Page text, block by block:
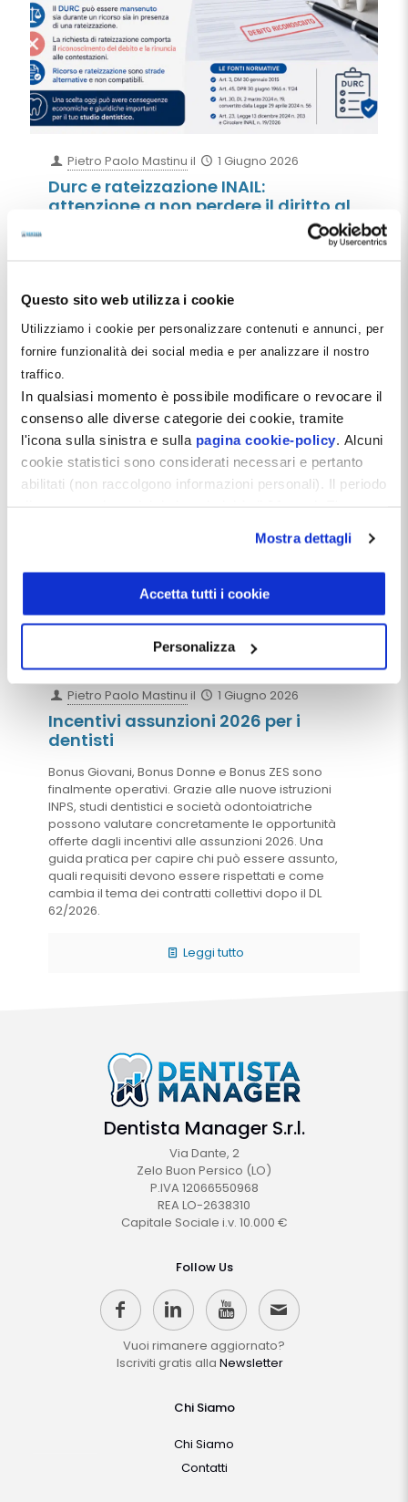
Questo sito web utilizza i cookie
Utilizziamo i cookie per personalizzare contenuti e annunci, per
fornire funzionalità dei social media e per analizzare il nostro
traffico.
In qualsiasi momento è possibile modificare o revocare il
consenso alle diverse categorie dei cookie, tramite
l'icona sulla sinistra e sulla pagina cookie-policy. Alcuni
cookie statistici sono considerati necessari e pertanto
abilitati (non raccolgono informazioni personali). Il periodo
indirizzo:dentistamanager.it/contatti-dentista-
Chiudendo questo banner tramite apposita X in alto a
Mostra dettagli
Accetta tutti i cookie
Personalizza
Pietro Paolo Mastinu il 1 Giugno 2026
Durc e rateizzazione INAIL:
attenzione a non perdere il diritto al
conseguenze rilevanti sul DURC e sulla possibilità di
contestare un addebito INAIL. Una pillola pratica per
dentisti e società odontoiatriche.
Pietro Paolo Mastinu il 1 Giugno 2026
Incentivi assunzioni 2026 per i
dentisti
Bonus Giovani, Bonus Donne e Bonus ZES sono
finalmente operativi. Grazie alle nuove istruzioni
INPS, studi dentistici e società odontoiatriche
possono valutare concretamente le opportunità
offerte dagli incentivi alle assunzioni 2026. Una
guida pratica per capire chi può essere assunto,
quali requisiti devono essere rispettati e come
cambia il tema dei contratti collettivi dopo il DL
62/2026.
Leggi tutto
Dentista Manager S.r.l.
Via Dante, 2
Zelo Buon Persico (LO)
P.IVA 12066550968
REA LO-2638310
Capitale Sociale i.v. 10.000 €
Follow Us
Vuoi rimanere aggiornato?
Iscriviti gratis alla Newsletter
Chi Siamo
Chi Siamo
Contatti